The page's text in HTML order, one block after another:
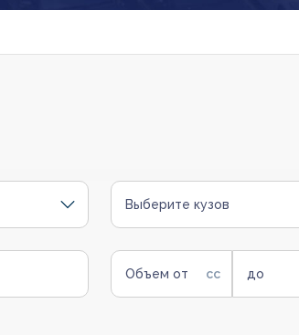
Выберите кузов
Объем от до